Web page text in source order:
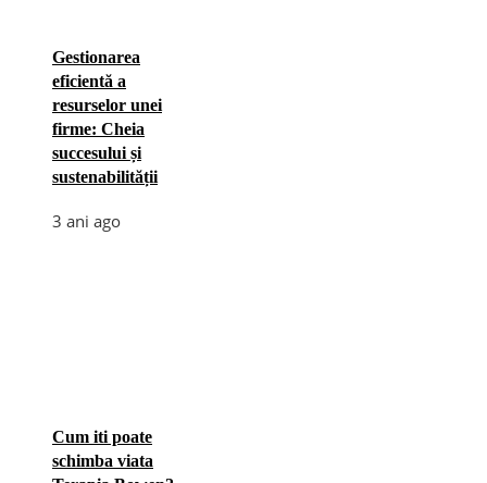
Gestionarea
eficientă a
resurselor unei
firme: Cheia
succesului și
sustenabilității
3 ani ago
Cum iti poate
schimba viata